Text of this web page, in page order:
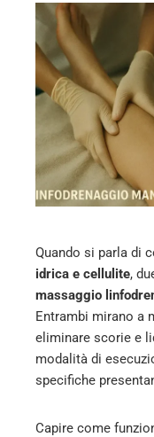
Quando si parla di
idrica e cellulite,
massaggio
Entrambi mirano a
eliminare scorie e
modalità di
specifiche
Capire come